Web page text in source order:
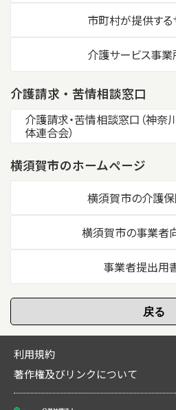
市町村が提供する
介護サービス事業
介護請求・苦情相談窓口
介護請求・苦情相談窓口（神
体連合会）
横須賀市のホームページ
横須賀市の介護
横須賀市の事業者
事業者提出用
利用規約
著作権及びリンクについて